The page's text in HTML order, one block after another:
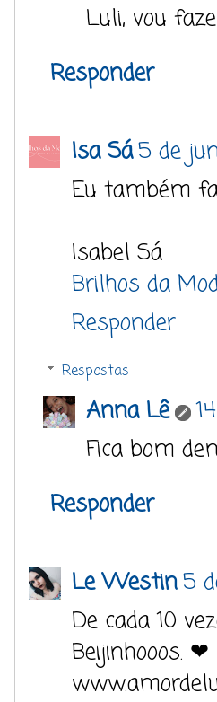
Luli, vou
Responder
Isa Sá5 de
Eu também
Isabel Sá
Brilhos da
Responder
Respostas
Anna Lê
Fica bom
Responder
Le Westin5
De cada 10
Beijinhooos. ❤